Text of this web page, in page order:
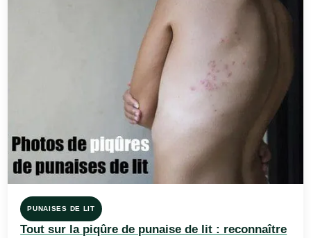
PUNAISES DE LIT
Tout sur la piqûre de punaise de lit : reconnaître